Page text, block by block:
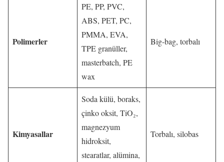
Polimerler
PE, PP, PVC,
ABS, PET, PC,
PMMA, EVA,
TPE granüller,
masterbatch, PE
wax
Big-bag, torbalı
Kimyasallar
Soda külü, boraks,
çinko oksit, TiO₂,
magnezyum
hidroksit,
stearatlar, alümina,
Torbalı, silobas